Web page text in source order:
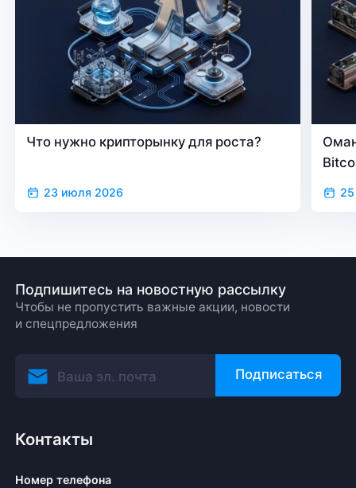
Что нужно крипторынку для роста?
23 июля 2026
Подпишитесь на новостную рассылку
Чтобы не пропустить важные акции, новости
и спецпредложения
Подписаться
Контакты
Номер телефона